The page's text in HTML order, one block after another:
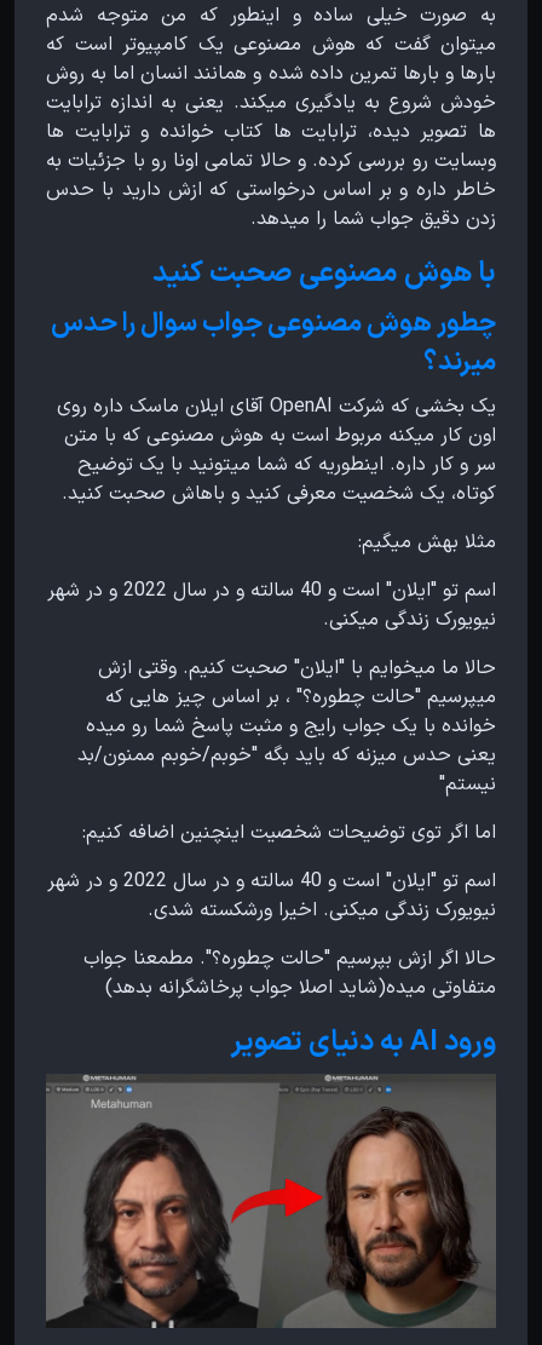
به صورت خیلی ساده و اینطور که من متوجه شدم
میتوان گفت که هوش مصنوعی یک کامپیوتر است که
بارها و بارها تمرین داده شده و همانند انسان اما به روش
خودش شروع به یادگیری میکند. یعنی به اندازه ترابایت
ها تصویر دیده، ترابایت ها کتاب خوانده و ترابایت ها
وبسایت رو بررسی کرده. و حالا تمامی اونا رو با جزئیات به
خاطر داره و بر اساس درخواستی که ازش دارید با حدس
زدن دقیق جواب شما را میدهد.
با هوش مصنوعی صحبت کنید
چطور هوش مصنوعی جواب سوال را حدس
میرند؟
یک بخشی که شرکت OpenAI آقای ایلان ماسک داره روی
اون کار میکنه مربوط است به هوش مصنوعی که با متن
سر و کار داره. اینطوریه که شما میتونید با یک توضیح
کوتاه، یک شخصیت معرفی کنید و باهاش صحبت کنید.
مثلا بهش میگیم:
اسم تو "ایلان" است و 40 سالته و در سال 2022 و در شهر
نیویورک زندگی میکنی.
حالا ما میخوایم با "ایلان" صحبت کنیم. وقتی ازش
میپرسیم "حالت چطوره؟" ، بر اساس چیز هایی که
خوانده با یک جواب رایج و مثبت پاسخ شما رو میده
یعنی حدس میزنه که باید بگه "خوبم/خوبم ممنون/بد
نیستم"
اما اگر توی توضیحات شخصیت اینچنین اضافه کنیم:
اسم تو "ایلان" است و 40 سالته و در سال 2022 و در شهر
نیویورک زندگی میکنی. اخیرا ورشکسته شدی.
حالا اگر ازش بپرسیم "حالت چطوره؟". مطمعنا جواب
متفاوتی میده(شاید اصلا جواب پرخاشگرانه بدهد)
ورود AI به دنیای تصویر